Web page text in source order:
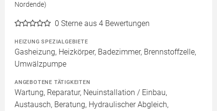
Nordende)
0 Sterne aus 4 Bewertungen
HEIZUNG SPEZIALGEBIETE
Gasheizung, Heizkörper, Badezimmer, Brennstoffzelle,
Umwälzpumpe
ANGEBOTENE TÄTIGKEITEN
Wartung, Reparatur, Neuinstallation / Einbau,
Austausch, Beratung, Hydraulischer Abgleich,